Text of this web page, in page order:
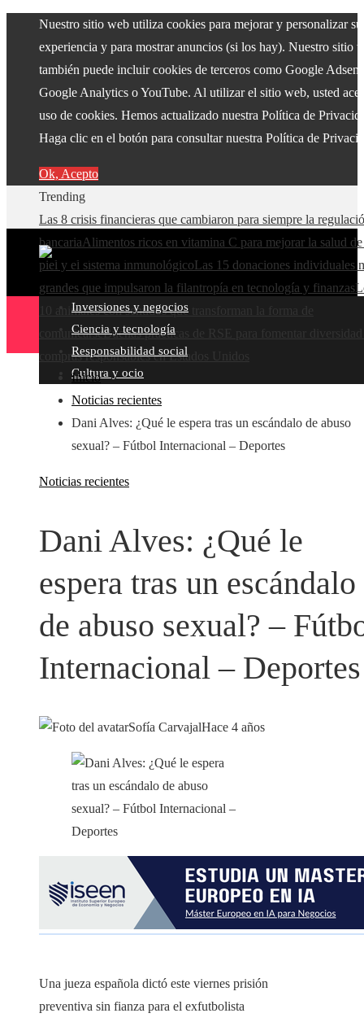
Nuestro sitio web utiliza cookies para mejorar y personalizar su
experiencia y para mostrar anuncios (si los hay). Nuestro sitio
también puede incluir cookies de terceros como Google
Google Analytics o YouTube. Al utilizar el sitio web, usted
uso de cookies. Hemos actualizado nuestra Política de
Haga clic en el botón para consultar nuestra Política de
Ok, Acepto
Trending
Las 8 crisis financieras que cambiaron para siempre la
bancariaAlimentos ricos en vitamina C para mejorar la salud
piel y el sistema inmunológicoLas 15 donaciones individuales
grandes que impulsaron la filantropía en tecnología y finanzas
10 animales con sentidos que transforman la forma de
comunicarseBuenas prácticas de RSE para fomentar
compras responsables en Estados Unidos
Inversiones y negocios
Ciencia y tecnología
Responsabilidad social
Cultura y ocio
Inicio
Noticias recientes
Dani Alves: ¿Qué le espera tras un escándalo de abuso
sexual? – Fútbol Internacional – Deportes
Noticias recientes
Dani Alves: ¿Qué le
espera tras un escándalo
de abuso sexual? –
Internacional – Deportes
Sofía CarvajalHace 4 años
Una jueza española dictó este viernes prisión
preventiva sin fianza para el exfutbolista